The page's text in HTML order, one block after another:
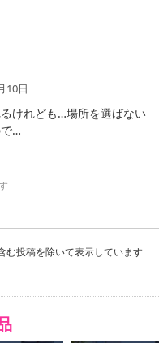
10日
けれども…場所を選ばない
…
む投稿を除いて表示しています